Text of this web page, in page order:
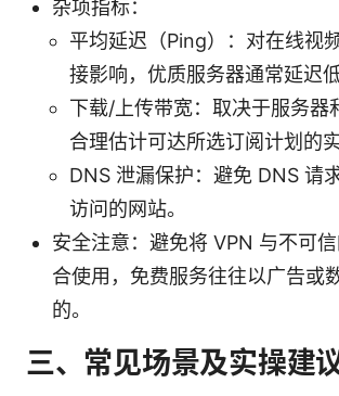
杂项指标：
平均延迟（Ping）：对在线视
接影响，优质服务器通常延迟
下载/上传带宽：取决于服务器
合理估计可达所选订阅计划的
DNS 泄漏保护：避免 DNS 请
访问的网站。
安全注意：避免将 VPN 与不可
合使用，免费服务往往以广告或
的。
三、常见场景及实操建